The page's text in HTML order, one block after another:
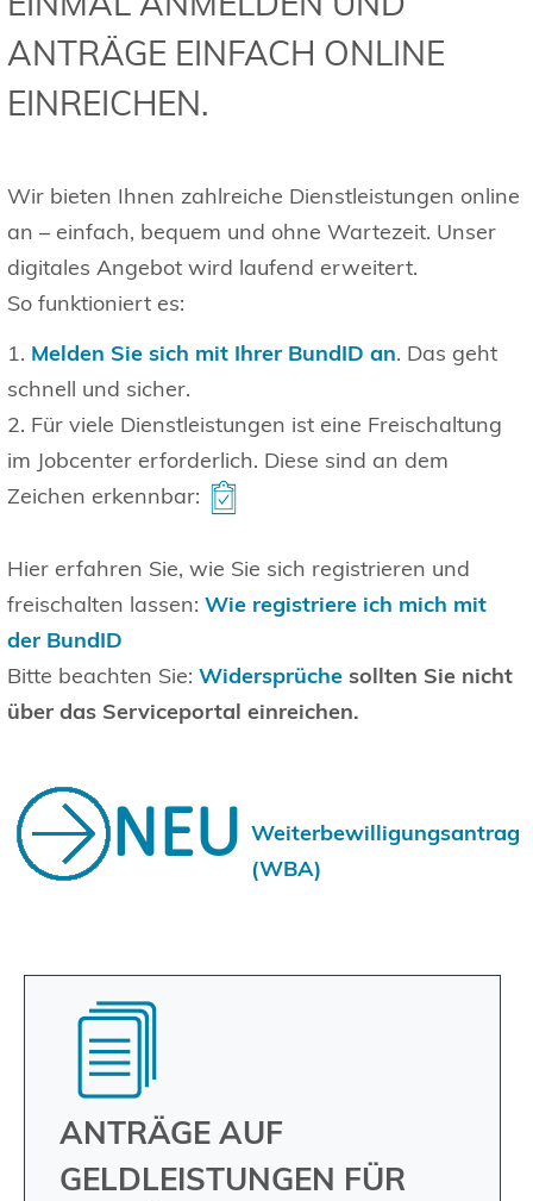
ANTRÄGE EINFACH ONLINE
EINREICHEN.
Wir bieten Ihnen zahlreiche Dienstleistungen online
an – einfach, bequem und ohne Wartezeit. Unser
digitales Angebot wird laufend erweitert.
So funktioniert es:
1. Melden Sie sich mit Ihrer BundID an. Das geht
schnell und sicher.
2. Für viele Dienstleistungen ist eine Freischaltung
im Jobcenter erforderlich. Diese sind an dem
Zeichen erkennbar:
Hier erfahren Sie, wie Sie sich registrieren und
freischalten lassen: Wie registriere ich mich mit
der BundID
Bitte beachten Sie: Widersprüche sollten Sie nicht
über das Serviceportal einreichen.
Weiterbewilligungsantrag
(WBA)
ANTRÄGE AUF
GELDLEISTUNGEN FÜR